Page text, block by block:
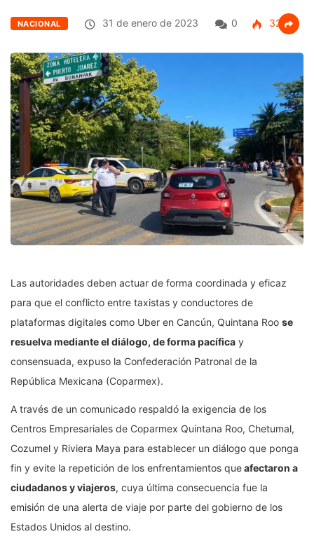
NACIONAL 31 de enero de 2023 0 328
Las autoridades deben actuar de forma coordinada y eficaz
para que el conflicto entre taxistas y conductores de
plataformas digitales como Uber en Cancún, Quintana Roo se
resuelva mediante el diálogo, de forma pacífica y
consensuada, expuso la Confederación Patronal de la
República Mexicana (Coparmex).
A través de un comunicado respaldó la exigencia de los
Centros Empresariales de Coparmex Quintana Roo, Chetumal,
Cozumel y Riviera Maya para establecer un diálogo que ponga
fin y evite la repetición de los enfrentamientos queafectaron a
ciudadanos y viajeros, cuya última consecuencia fue la
emisión de una alerta de viaje por parte del gobierno de los
Estados Unidos al destino.